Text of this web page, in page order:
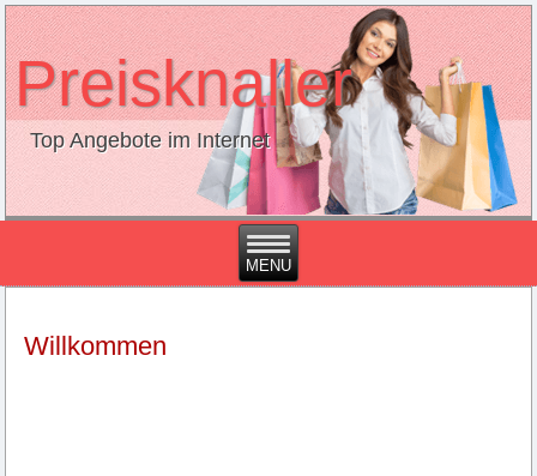
Preisknaller
Top Angebote im Internet
Willkommen